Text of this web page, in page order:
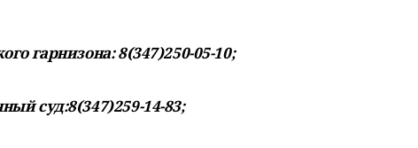
гарнизона: 8(347)250-05-10;
суд:8(347)259-14-83;